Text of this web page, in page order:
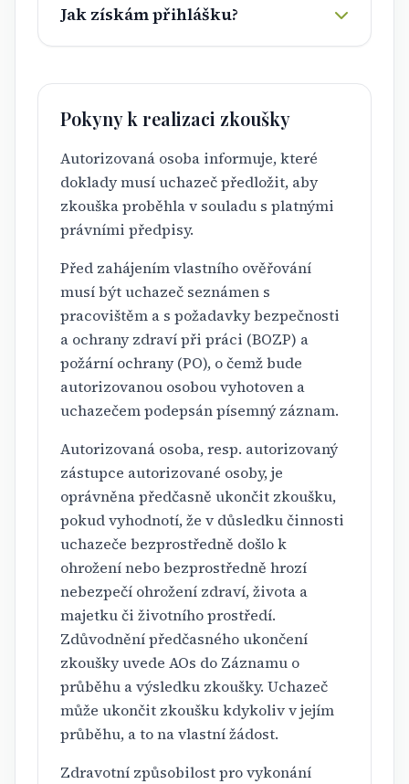
Jak získám přihlášku?
Pokyny k realizaci zkoušky
Autorizovaná osoba informuje, které
doklady musí uchazeč předložit, aby
zkouška proběhla v souladu s platnými
právními předpisy.
Před zahájením vlastního ověřování
musí být uchazeč seznámen s
pracovištěm a s požadavky bezpečnosti
a ochrany zdraví při práci (BOZP) a
požární ochrany (PO), o čemž bude
autorizovanou osobou vyhotoven a
uchazečem podepsán písemný záznam.
Autorizovaná osoba, resp. autorizovaný
zástupce autorizované osoby, je
oprávněna předčasně ukončit zkoušku,
pokud vyhodnotí, že v důsledku činnosti
uchazeče bezprostředně došlo k
ohrožení nebo bezprostředně hrozí
nebezpečí ohrožení zdraví, života a
majetku či životního prostředí.
Zdůvodnění předčasného ukončení
zkoušky uvede AOs do Záznamu o
průběhu a výsledku zkoušky. Uchazeč
může ukončit zkoušku kdykoliv v jejím
průběhu, a to na vlastní žádost.
Zdravotní způsobilost pro vykonání